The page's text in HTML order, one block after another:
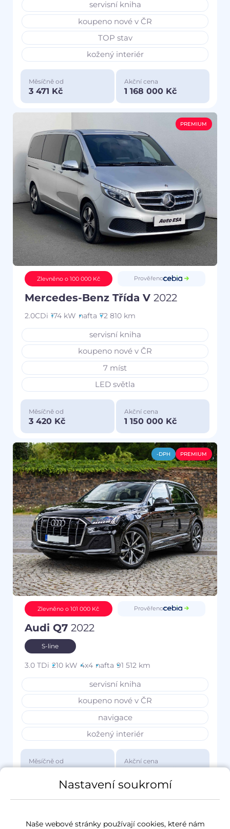
servisní kniha
koupeno nové v ČR
TOP stav
kožený interiér
Měsíčně od
3 471 Kč
Akční cena
1 168 000 Kč
PREMIUM
Zlevněno o 100 000 Kč Prověřeno
Mercedes-Benz Třída V 2022
2.0CDi 174 kW nafta 72 810 km
servisní kniha
koupeno nové v ČR
7 míst
LED světla
Měsíčně od
3 420 Kč
Akční cena
1 150 000 Kč
-DPH PREMIUM
Zlevněno o 101 000 Kč Prověřeno
Audi Q7 2022
S-line
3.0 TDi 210 kW 4x4 nafta 91 512 km
servisní kniha
koupeno nové v ČR
navigace
kožený interiér
Měsíčně od
3 417 Kč
Akční cena
1 149 000 Kč
Nastavení soukromí
Naše webové stránky používají cookies, které nám